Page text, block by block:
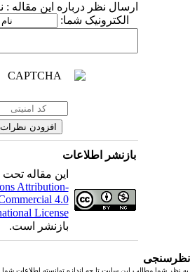
ارسال نظر درباره این مقاله :
الکترونیک شما:
بازنشر اطلاعات
این مقاله تحت
Attribution-
4.0
License
بازنشر است.